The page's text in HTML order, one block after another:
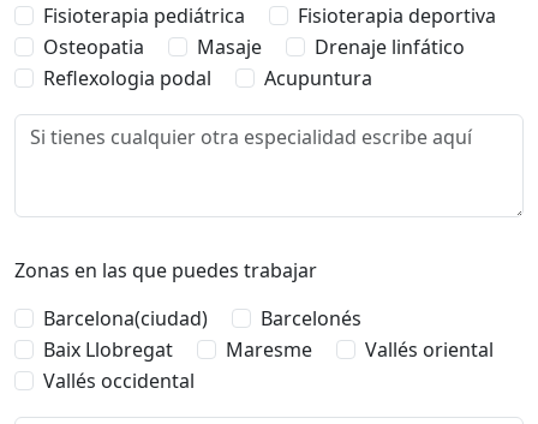
Fisioterapia pediátrica
Fisioterapia deportiva
Osteopatia
Masaje
Drenaje linfático
Reflexologia podal
Acupuntura
Zonas en las que puedes trabajar
Barcelona(ciudad)
Barcelonés
Baix Llobregat
Maresme
Vallés oriental
Vallés occidental